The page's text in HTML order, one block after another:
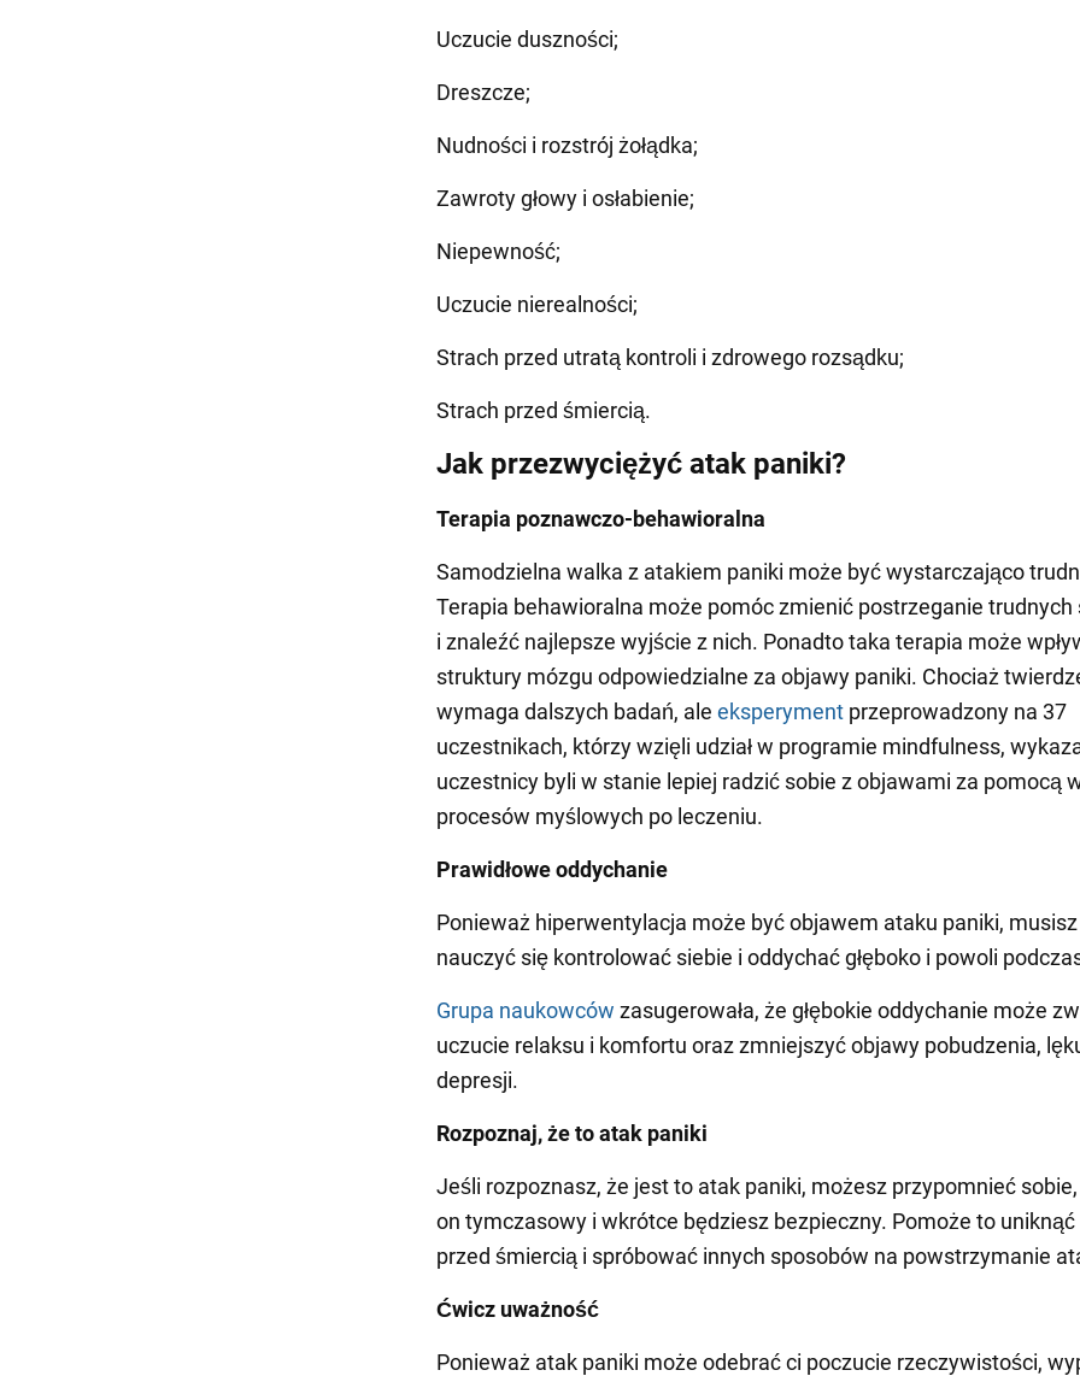
Uczucie duszności;
Dreszcze;
Nudności i rozstrój żołądka;
Zawroty głowy i osłabienie;
Niepewność;
Uczucie nierealności;
Strach przed utratą kontroli i zdrowego rozsądku;
Strach przed śmiercią.
Jak przezwyciężyć atak paniki?
Terapia poznawczo-behawioralna
Samodzielna walka z atakiem paniki może być wystarczająco
Terapia behawioralna może pomóc zmienić postrzeganie trudnych
i znaleźć najlepsze wyjście z nich. Ponadto taka terapia może
struktury mózgu odpowiedzialne za objawy paniki. Chociaż
wymaga dalszych badań, ale eksperyment przeprowadzony na 37
uczestnikach, którzy wzięli udział w programie mindfulness,
uczestnicy byli w stanie lepiej radzić sobie z objawami za pomocą
procesów myślowych po leczeniu.
Prawidłowe oddychanie
Ponieważ hiperwentylacja może być objawem ataku paniki, musisz
nauczyć się kontrolować siebie i oddychać głęboko i powoli
Grupa naukowców zasugerowała, że głębokie oddychanie może
uczucie relaksu i komfortu oraz zmniejszyć objawy pobudzenia,
depresji.
Rozpoznaj, że to atak paniki
Jeśli rozpoznasz, że jest to atak paniki, możesz przypomnieć
on tymczasowy i wkrótce będziesz bezpieczny. Pomoże to
przed śmiercią i spróbować innych sposobów na powstrzymanie
Ćwicz uważność
Ponieważ atak paniki może odebrać ci poczucie rzeczywistości,